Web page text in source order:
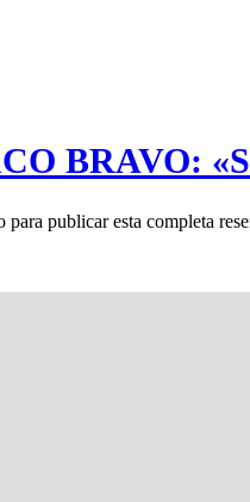
BRAVO:
publicar esta completa